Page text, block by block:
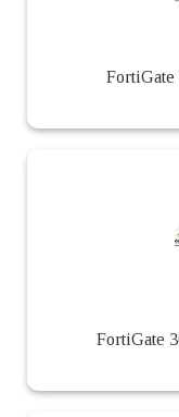
FortiGate